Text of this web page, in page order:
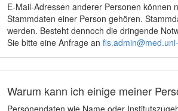
E-Mail-Adressen anderer Personen können
Stammdaten einer Person gehören.
werden. Besteht dennoch die dringende
Sie bitte eine Anfrage an
Warum kann ich einige meiner
Personendaten wie Name oder